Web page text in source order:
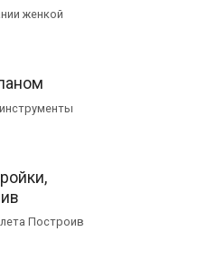
женкой
Построив